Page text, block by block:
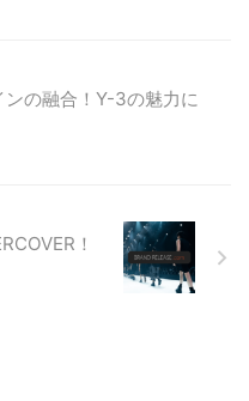
ンの融合！Y-3の魅力に
！